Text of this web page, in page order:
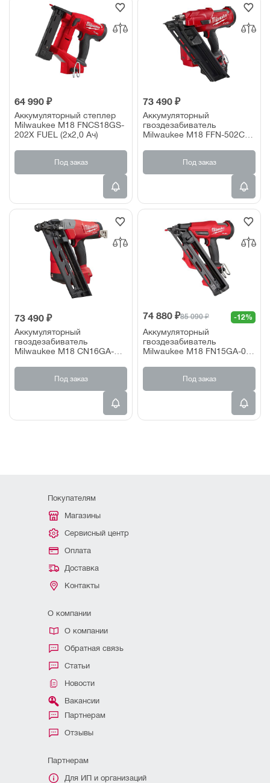
64 990 ₽
Аккумуляторный степлер
Milwaukee M18 FNCS18GS-
202X FUEL (2х2,0 Ач)
Под заказ
73 490 ₽
Аккумуляторный
гвоздезабиватель
Milwaukee M18 FFN-502C
Под заказ
73 490 ₽
Аккумуляторный
гвоздезабиватель
Milwaukee M18 CN16GA-
Под заказ
74 880 ₽85 090 ₽ -12%
Аккумуляторный
гвоздезабиватель
Milwaukee M18 FN15GA-0X
Под заказ
Покупателям
Магазины
Сервисный центр
Оплата
Доставка
Контакты
О компании
О компании
Обратная связь
Статьи
Новости
Вакансии
Партнерам
Отзывы
Партнерам
Для ИП и организаций